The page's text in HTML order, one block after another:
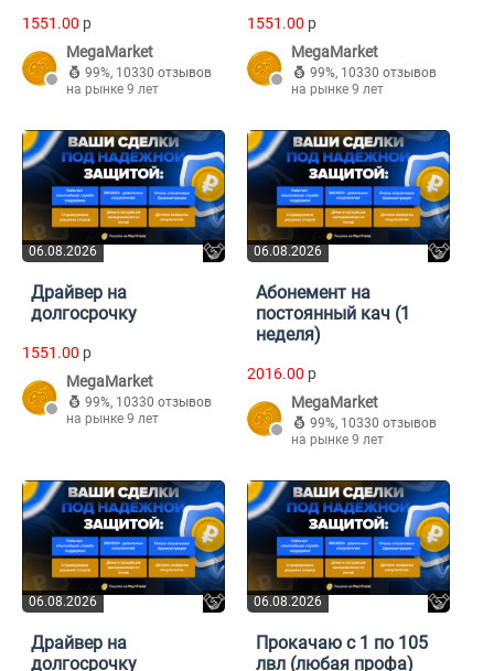
1551.00 p
MegaMarket
99%, 10330 отзывов
на рынке 9 лет
1551.00 p
MegaMarket
99%, 10330 отзывов
на рынке 9 лет
06.08.2026
Драйвер на
долгосрочку
1551.00 p
MegaMarket
99%, 10330 отзывов
на рынке 9 лет
06.08.2026
Абонемент на
постоянный кач (1
неделя)
2016.00 p
MegaMarket
99%, 10330 отзывов
на рынке 9 лет
06.08.2026
Драйвер на
долгосрочку
06.08.2026
Прокачаю с 1 по 105
лвл (любая профа)